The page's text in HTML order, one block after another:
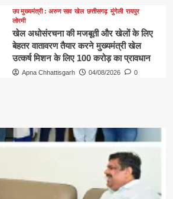
उप मुख्यमंत्री : अरुण साव खेल छत्तीसगढ़ मुंगेली रायपुर
लोरमी
खेल अधोसंरचना की मजबूती और खेलों के लिए
बेहतर वातावरण तैयार करने मुख्यमंत्री खेल
उत्कर्ष मिशन के लिए 100 करोड़ का प्रावधान
Apna Chhattisgarh 04/08/2026 0